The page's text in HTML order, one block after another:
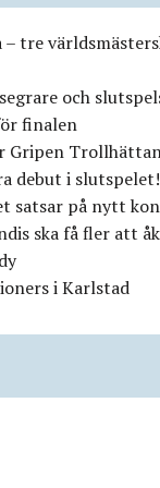
tre
och
finalen
Gripen
debut i slutspelet!
satsar på nytt
ska få fler att
i Karlstad